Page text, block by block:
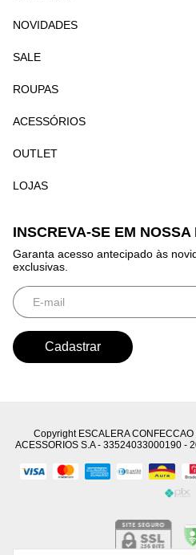
NOVIDADES
SALE
ROUPAS
ACESSÓRIOS
OUTLET
LOJAS
INSCREVA-SE EM NOSSA
Garanta acesso antecipado às
exclusivas.
Copyright ESCALERA
ACESSORIOS S.A - 33524033000190 -